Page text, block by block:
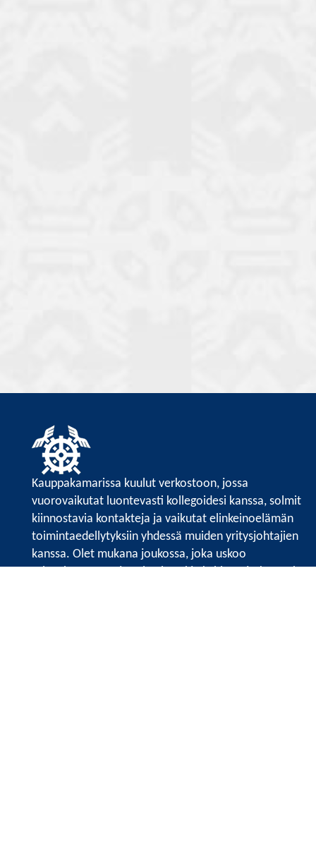
Kauppakamarissa kuulut verkostoon, jossa
vuorovaikutat luontevasti kollegoidesi kanssa, solmit
kiinnostavia kontakteja ja vaikutat elinkeinoelämän
toimintaedellytyksiin yhdessä muiden yritysjohtajien
kanssa. Olet mukana joukossa, joka uskoo